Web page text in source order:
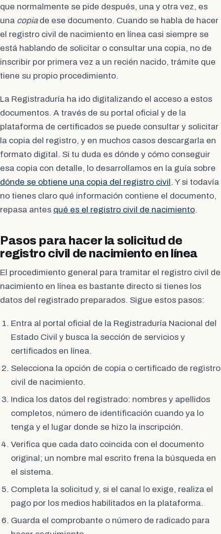
que normalmente se pide después, una y otra vez, es
una copiade ese documento. Cuando se habla de hacer
el registro civil de nacimiento en línea casi siempre se
está hablando de solicitar o consultar una copia, no de
inscribir por primera vez a un recién nacido, trámite que
tiene su propio procedimiento.
La Registraduría ha ido digitalizando el acceso a estos
documentos. A través de su portal oficial y de la
plataforma de certificados se puede consultar y solicitar
la copia del registro, y en muchos casos descargarla en
formato digital. Si tu duda es dónde y cómo conseguir
esa copia con detalle, lo desarrollamos en la guía sobre
dónde se obtiene una copia del registro civil . Y si todavía
no tienes claro qué información contiene el documento,
repasa antes qué es el registro civil de nacimiento.
Pasos para hacer la solicitud de
registro civil de nacimiento en línea
El procedimiento general para tramitar el registro civil de
nacimiento en línea es bastante directo si tienes los
datos del registrado preparados. Sigue estos pasos:
Entra al portal oficial de la Registraduría Nacional del
Estado Civil y busca la sección de servicios y
certificados en línea.
Selecciona la opción de copia o certificado de registro
civil de nacimiento.
Indica los datos del registrado: nombres y apellidos
completos, número de identificación cuando ya lo
tenga y el lugar donde se hizo la inscripción.
Verifica que cada dato coincida con el documento
original; un nombre mal escrito frena la búsqueda en
el sistema.
Completa la solicitud y, si el canal lo exige, realiza el
pago por los medios habilitados en la plataforma.
Guarda el comprobante o número de radicado para